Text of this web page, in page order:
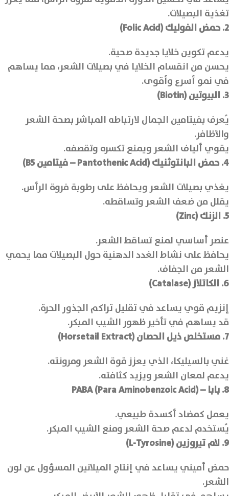
تغذية البصيلات.
2. حمض الفوليك (Folic Acid)
يدعم تكوين خلايا جديدة صحية.
يحسن من انقسام الخلايا في بصيلات الشعر، مما يساهم
في نمو أسرع وأقوى.
3. البيوتين (Biotin)
يُعرف بفيتامين الجمال لارتباطه المباشر بصحة الشعر
والأظافر.
يقوي ألياف الشعر ويمنع تكسره وتقصفه.
4. حمض البانتوثنيك (Pantothenic Acid – فيتامين B5)
يغذي بصيلات الشعر ويحافظ على رطوبة فروة الرأس.
يقلل من ضعف الشعر وتساقطه.
5. الزنك (Zinc)
عنصر أساسي لمنع تساقط الشعر.
يحافظ على نشاط الغدد الدهنية حول البصيلات مما يحمي
الشعر من الجفاف.
6. الكاتلاز (Catalase)
إنزيم قوي يساعد في تقليل تراكم الجذور الحرة.
قد يساهم في تأخير ظهور الشيب المبكر.
7. مستخلص ذيل الحصان (Horsetail Extract)
غني بالسيليكا، الذي يعزز قوة الشعر ومرونته.
يدعم لمعان الشعر ويزيد كثافته.
8. بابا – PABA (Para Aminobenzoic Acid)
يعمل كمضاد أكسدة طبيعي.
يُستخدم لدعم صحة الشعر ومنع الشيب المبكر.
9. لام تيروزين (L-Tyrosine)
حمض أميني يساعد في إنتاج الميلانين المسؤول عن لون
الشعر.